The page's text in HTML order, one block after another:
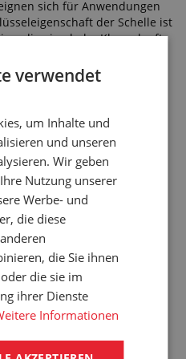
sich für Anwendungen
der Schelle ist
die eine hohe Klemmkraft
sitzt perfekt auf dem
optimale Dichtigkeit der
Maschinenbau
Stahl
und Rille: verzinkter Stahl
verwendet
um Inhalte und
und unseren
Wir geben
Nutzung unserer
Werbe- und
die diese
die Sie ihnen
die sie im
ihrer Dienste
Informationen